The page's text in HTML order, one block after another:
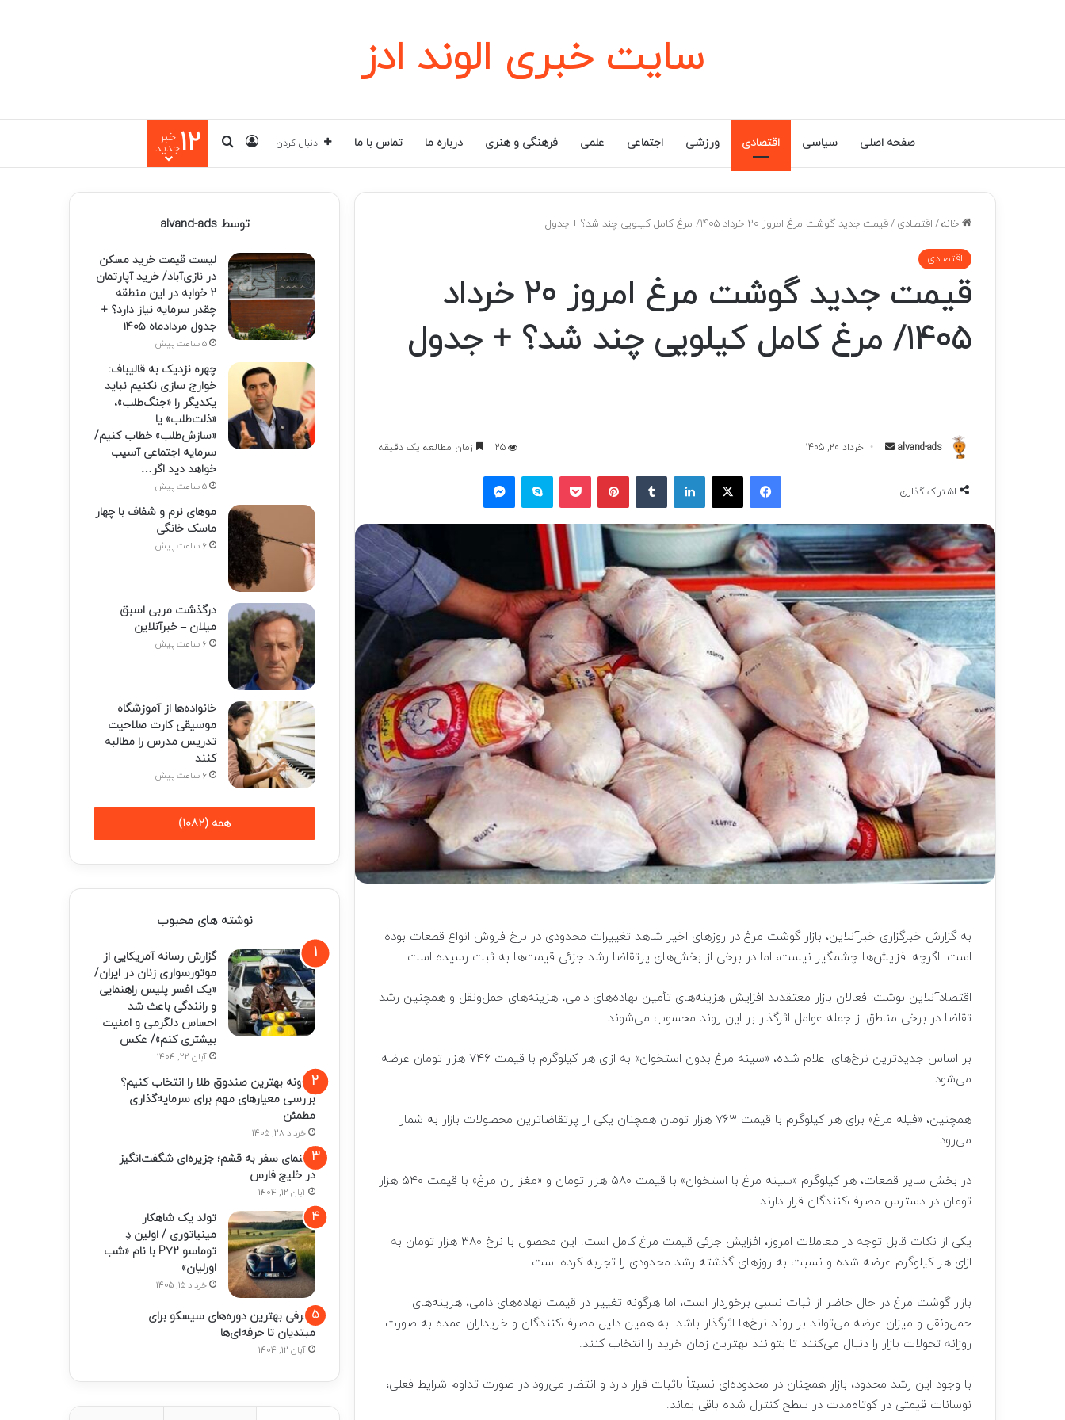
سایت خبری الوند ادز
صفحه اصلی سیاسی اقتصادی ورزشی اجتماعی علمی فرهنگی و هنری درباره ما تماس با ما دنبال کردن ورودجستجو برای
12 خبر
جدید
خانه/ اقتصادی /قیمت جدید گوشت مرغ امروز ۲۰ خرداد ۱۴۰۵/ مرغ کامل کیلویی چند شد؟ + جدول
اقتصادی
قیمت جدید گوشت مرغ امروز ۲۰ خرداد
۱۴۰۵/ مرغ کامل کیلویی چند شد؟ + جدول
alvand-ads
ارسال خرداد 20, 1405 25 زمان مطالعه یک دقیقه
اشتراک گذاری
فیسبوکایکس لینکداینتامبلر پینتریستپاکت اسکایپ مسنجر
به گزارش خبرگزاری خبرآنلاین، بازار گوشت مرغ در روزهای اخیر شاهد تغییرات محدودی در نرخ فروش انواع قطعات بوده
است. اگرچه افزایش‌ها چشمگیر نیست، اما در برخی از بخش‌های پرتقاضا رشد جزئی قیمت‌ها به ثبت رسیده است.
اقتصادآنلاین نوشت: فعالان بازار معتقدند افزایش هزینه‌های تأمین نهاده‌های دامی، هزینه‌های حمل‌ونقل و همچنین رشد
تقاضا در برخی مناطق از جمله عوامل اثرگذار بر این روند محسوب می‌شوند.
بر اساس جدیدترین نرخ‌های اعلام شده، «سینه مرغ بدون استخوان» به ازای هر کیلوگرم با قیمت ۷۴۶ هزار تومان عرضه
می‌شود.
همچنین، «فیله مرغ» برای هر کیلوگرم با قیمت ۷۶۳ هزار تومان همچنان یکی از پرتقاضاترین محصولات بازار به شمار
می‌رود.
در بخش سایر قطعات، هر کیلوگرم «سینه مرغ با استخوان» با قیمت ۵۸۰ هزار تومان و «مغز ران مرغ» با قیمت ۵۴۰ هزار
تومان در دسترس مصرف‌کنندگان قرار دارند.
یکی از نکات قابل توجه در معاملات امروز، افزایش جزئی قیمت مرغ کامل است. این محصول با نرخ ۳۸۰ هزار تومان به
ازای هر کیلوگرم عرضه شده و نسبت به روزهای گذشته رشد محدودی را تجربه کرده است.
بازار گوشت مرغ در حال حاضر از ثبات نسبی برخوردار است، اما هرگونه تغییر در قیمت نهاده‌های دامی، هزینه‌های
حمل‌ونقل و میزان عرضه می‌تواند بر روند نرخ‌ها اثرگذار باشد. به همین دلیل مصرف‌کنندگان و خریداران عمده به‌ صورت
روزانه تحولات بازار را دنبال می‌کنند تا بتوانند بهترین زمان خرید را انتخاب کنند.
با وجود این رشد محدود، بازار همچنان در محدوده‌ای نسبتاً باثبات قرار دارد و انتظار می‌رود در صورت تداوم شرایط فعلی،
نوسانات قیمتی در کوتاه‌مدت در سطح کنترل‌ شده باقی بماند.
توسط alvand-ads
لیست قیمت خرید مسکن
در نازی‌آباد/ خرید آپارتمان
۲ خوابه در این منطقه
چقدر سرمایه نیاز دارد؟ +
جدول مردادماه ۱۴۰۵
5 ساعت پیش
چهره نزدیک به قالیباف:
خوارج سازی نکنیم نباید
یکدیگر را «جنگ‌طلب»،
«ذلت‌طلب» یا
«سازش‌طلب» خطاب کنیم/
سرمایه اجتماعی آسیب
خواهد دید اگر…
5 ساعت پیش
موهای نرم و شفاف با چهار
ماسک خانگی
6 ساعت پیش
درگذشت مربی اسبق
میلان – خبرآنلاین
6 ساعت پیش
خانواده‌ها از آموزشگاه
موسیقی کارت صلاحیت
تدریس مدرس را مطالبه
کنند
6 ساعت پیش
همه (1082)
نوشته های محبوب
گزارش رسانه آمریکایی از
موتورسواری زنان در ایران/
«یک افسر پلیس راهنمایی
و رانندگی باعث شد
احساس دلگرمی و امنیت
بیشتری کنم»/ عکس
آبان 22, 1404
چگونه بهترین صندوق طلا را انتخاب کنیم؟
بررسی معیارهای مهم برای سرمایه‌گذاری
مطمئن
خرداد 28, 1405
راهنمای سفر به قشم؛ جزیره‌ای شگفت‌انگیز
در خلیج فارس
آبان 12, 1404
تولد یک شاهکار
مینیاتوری / اولین دِ
توماسو P۷۲ با نام «شب
اورلیان»
خرداد 15, 1405
معرفی بهترین دوره‌های سیسکو برای
مبتدیان تا حرفه‌ای‌ها
آبان 12, 1404